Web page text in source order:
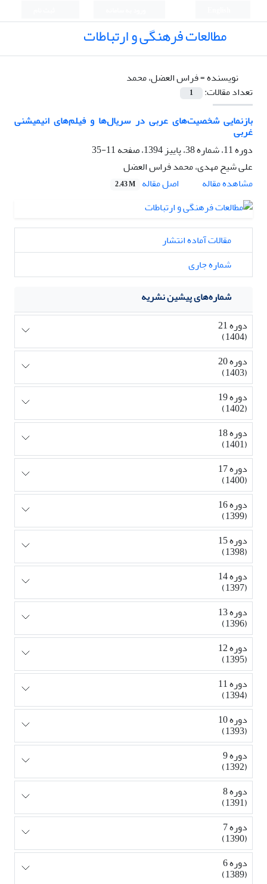
مطالعات فرهنگی و ارتباطات
نویسنده =فراس العضل، محمد
تعداد مقالات:
1
بازنمایى شخصیت‌های عربى در سریال‌ها و فیلم‌هاى انیمیشنى
غربى
دوره 11، شماره 38، پاییز 1394، صفحه
11-35
علی شیح مهدی، محمد فراس العضل
مشاهده مقاله
اصل مقاله 2.43 M
مقالات آماده انتشار
شماره جاری
شماره‌های پیشین نشریه
دوره 21
(1404)
دوره 20
(1403)
دوره 19
(1402)
دوره 18
(1401)
دوره 17
(1400)
دوره 16
(1399)
دوره 15
(1398)
دوره 14
(1397)
دوره 13
(1396)
دوره 12
(1395)
دوره 11
(1394)
دوره 10
(1393)
دوره 9
(1392)
دوره 8
(1391)
دوره 7
(1390)
دوره 6
(1389)